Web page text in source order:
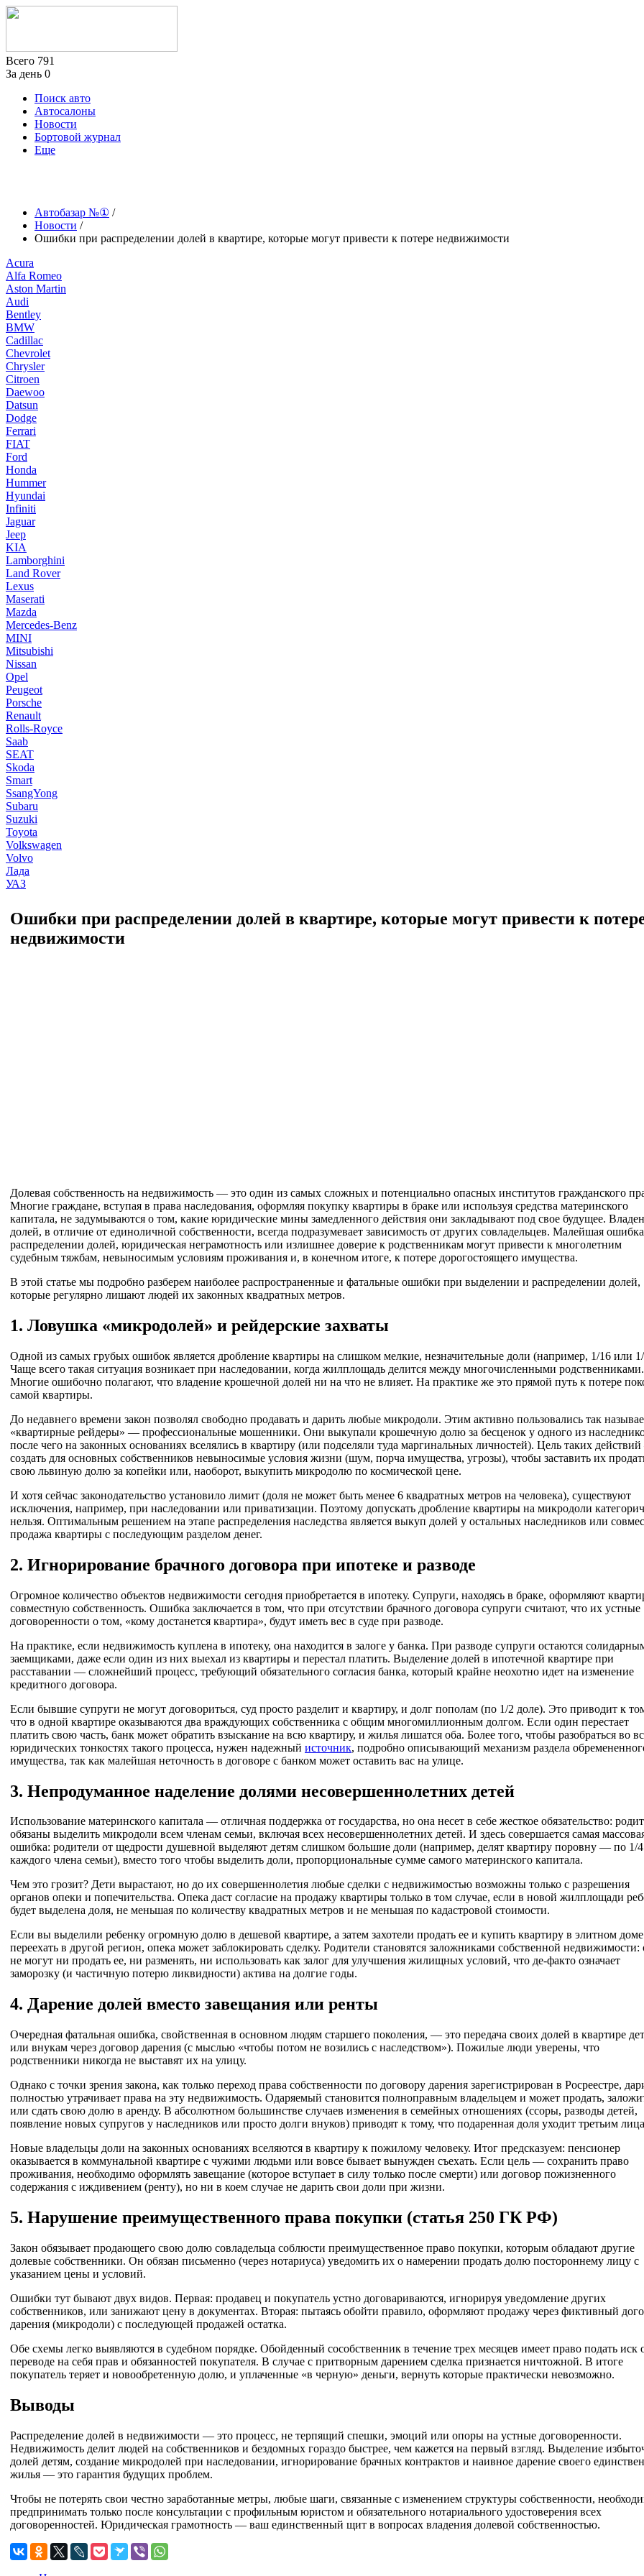
Всего 791
За день 0
Поиск авто
Автосалоны
Новости
Бортовой журнал
Еще
Автобазар №① /
Новости /
Ошибки при распределении долей в квартире, которые могут привести к потере недвижимости
Acura
Alfa Romeo
Aston Martin
Audi
Bentley
BMW
Cadillac
Chevrolet
Chrysler
Citroen
Daewoo
Datsun
Dodge
Ferrari
FIAT
Ford
Honda
Hummer
Hyundai
Infiniti
Jaguar
Jeep
KIA
Lamborghini
Land Rover
Lexus
Maserati
Mazda
Mercedes-Benz
MINI
Mitsubishi
Nissan
Opel
Peugeot
Porsche
Renault
Rolls-Royce
Saab
SEAT
Skoda
Smart
SsangYong
Subaru
Suzuki
Toyota
Volkswagen
Volvo
Лада
УАЗ
Ошибки при распределении долей в квартире, которые могут привести к
недвижимости
Долевая собственность на недвижимость — это один из самых сложных и потенциально опасных институтов гражданского
Многие граждане, вступая в права наследования, оформляя покупку квартиры в браке или используя средства материнского
капитала, не задумываются о том, какие юридические мины замедленного действия они закладывают под свое будущее.
долей, в отличие от единоличной собственности, всегда подразумевает зависимость от других совладельцев. Малейшая
распределении долей, юридическая неграмотность или излишнее доверие к родственникам могут привести к многолетним
судебным тяжбам, невыносимым условиям проживания и, в конечном итоге, к потере дорогостоящего имущества.
В этой статье мы подробно разберем наиболее распространенные и фатальные ошибки при выделении и распределении долей,
которые регулярно лишают людей их законных квадратных метров.
1. Ловушка «микродолей» и рейдерские захваты
Одной из самых грубых ошибок является дробление квартиры на слишком мелкие, незначительные доли (например, 1/16 или
Чаще всего такая ситуация возникает при наследовании, когда жилплощадь делится между многочисленными родственниками.
Многие ошибочно полагают, что владение крошечной долей ни на что не влияет. На практике же это прямой путь к потере
самой квартиры.
До недавнего времени закон позволял свободно продавать и дарить любые микродоли. Этим активно пользовались так
«квартирные рейдеры» — профессиональные мошенники. Они выкупали крошечную долю за бесценок у одного из
после чего на законных основаниях вселялись в квартиру (или подселяли туда маргинальных личностей). Цель таких
создать для основных собственников невыносимые условия жизни (шум, порча имущества, угрозы), чтобы заставить их
свою львиную долю за копейки или, наоборот, выкупить микродолю по космической цене.
И хотя сейчас законодательство установило лимит (доля не может быть менее 6 квадратных метров на человека), существуют
исключения, например, при наследовании или приватизации. Поэтому допускать дробление квартиры на микродоли
нельзя. Оптимальным решением на этапе распределения наследства является выкуп долей у остальных наследников или
продажа квартиры с последующим разделом денег.
2. Игнорирование брачного договора при ипотеке и разводе
Огромное количество объектов недвижимости сегодня приобретается в ипотеку. Супруги, находясь в браке, оформляют
совместную собственность. Ошибка заключается в том, что при отсутствии брачного договора супруги считают, что их устные
договоренности о том, «кому достанется квартира», будут иметь вес в суде при разводе.
На практике, если недвижимость куплена в ипотеку, она находится в залоге у банка. При разводе супруги остаются
заемщиками, даже если один из них выехал из квартиры и перестал платить. Выделение долей в ипотечной квартире при
расставании — сложнейший процесс, требующий обязательного согласия банка, который крайне неохотно идет на изменение
кредитного договора.
Если бывшие супруги не могут договориться, суд просто разделит и квартиру, и долг пополам (по 1/2 доле). Это приводит к
что в одной квартире оказываются два враждующих собственника с общим многомиллионным долгом. Если один перестает
платить свою часть, банк может обратить взыскание на всю квартиру, и жилья лишатся оба. Более того, чтобы разобраться во
юридических тонкостях такого процесса, нужен надежный источник, подробно описывающий механизм раздела
имущества, так как малейшая неточность в договоре с банком может оставить вас на улице.
3. Непродуманное наделение долями несовершеннолетних детей
Использование материнского капитала — отличная поддержка от государства, но она несет в себе жесткое обязательство:
обязаны выделить микродоли всем членам семьи, включая всех несовершеннолетних детей. И здесь совершается самая
ошибка: родители от щедрости душевной выделяют детям слишком большие доли (например, делят квартиру поровну — по 1/
каждого члена семьи), вместо того чтобы выделить доли, пропорциональные сумме самого материнского капитала.
Чем это грозит? Дети вырастают, но до их совершеннолетия любые сделки с недвижимостью возможны только с разрешения
органов опеки и попечительства. Опека даст согласие на продажу квартиры только в том случае, если в новой жилплощади
будет выделена доля, не меньшая по количеству квадратных метров и не меньшая по кадастровой стоимости.
Если вы выделили ребенку огромную долю в дешевой квартире, а затем захотели продать ее и купить квартиру в элитном
переехать в другой регион, опека может заблокировать сделку. Родители становятся заложниками собственной недвижимости:
не могут ни продать ее, ни разменять, ни использовать как залог для улучшения жилищных условий, что де-факто означает
заморозку (и частичную потерю ликвидности) актива на долгие годы.
4. Дарение долей вместо завещания или ренты
Очередная фатальная ошибка, свойственная в основном людям старшего поколения, — это передача своих долей в квартире
или внукам через договор дарения (с мыслью «чтобы потом не возились с наследством»). Пожилые люди уверены, что
родственники никогда не выставят их на улицу.
Однако с точки зрения закона, как только переход права собственности по договору дарения зарегистрирован в Росреестре,
полностью утрачивает права на эту недвижимость. Одаряемый становится полноправным владельцем и может продать,
или сдать свою долю в аренду. В абсолютном большинстве случаев изменения в семейных отношениях (ссоры, разводы детей,
появление новых супругов у наследников или просто долги внуков) приводят к тому, что подаренная доля уходит третьим
Новые владельцы доли на законных основаниях вселяются в квартиру к пожилому человеку. Итог предсказуем: пенсионер
оказывается в коммунальной квартире с чужими людьми или вовсе бывает вынужден съехать. Если цель — сохранить право
проживания, необходимо оформлять завещание (которое вступает в силу только после смерти) или договор пожизненного
содержания с иждивением (ренту), но ни в коем случае не дарить свои доли при жизни.
5. Нарушение преимущественного права покупки (статья 250 ГК РФ)
Закон обязывает продающего свою долю совладельца соблюсти преимущественное право покупки, которым обладают другие
долевые собственники. Он обязан письменно (через нотариуса) уведомить их о намерении продать долю постороннему лицу с
указанием цены и условий.
Ошибки тут бывают двух видов. Первая: продавец и покупатель устно договариваются, игнорируя уведомление других
собственников, или занижают цену в документах. Вторая: пытаясь обойти правило, оформляют продажу через фиктивный
дарения (микродоли) с последующей продажей остатка.
Обе схемы легко выявляются в судебном порядке. Обойденный сособственник в течение трех месяцев имеет право подать иск
переводе на себя прав и обязанностей покупателя. В случае с притворным дарением сделка признается ничтожной. В итоге
покупатель теряет и новообретенную долю, и уплаченные «в черную» деньги, вернуть которые практически невозможно.
Выводы
Распределение долей в недвижимости — это процесс, не терпящий спешки, эмоций или опоры на устные договоренности.
Недвижимость делит людей на собственников и бездомных гораздо быстрее, чем кажется на первый взгляд. Выделение
долей детям, создание микродолей при наследовании, игнорирование брачных контрактов и наивное дарение своего
жилья — это гарантия будущих проблем.
Чтобы не потерять свои честно заработанные метры, любые шаги, связанные с изменением структуры собственности,
предпринимать только после консультации с профильным юристом и обязательного нотариального удостоверения всех
договоренностей. Юридическая грамотность — ваш единственный щит в вопросах владения долевой собственностью.